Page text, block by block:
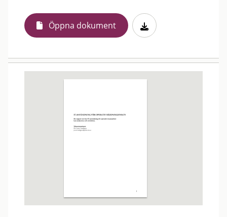
Öppna dokument